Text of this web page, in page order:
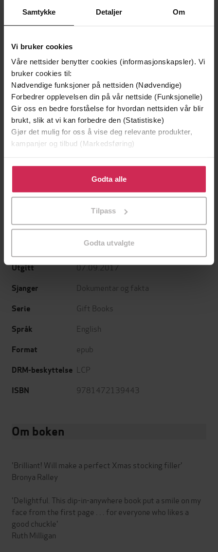
Samtykke Detaljer Om
Vi bruker cookies
Våre nettsider benytter cookies (informasjonskapsler). Vi
bruker cookies til:
Nødvendige funksjoner på nettsiden (Nødvendige)
Forbedrer opplevelsen din på vår nettside (Funksjonelle)
Gir oss en bedre forståelse for hvordan nettsiden vår blir
brukt, slik at vi kan forbedre den (Statistiske)
Gjør det mulig for oss å vise deg relevante produkter,
kampanjer og tilbud (Markedsføring)
Klikk på «Godta alle» for å gi oss ditt samtykke til å
bruke cookies for alle disse formålene. Du kan også
tilpasse ditt samtykke til spesifikke formål ved å klikke
Godta alle
Tilpass
Godta utvalgte
199,-
Minnesota
349,-
Forfattere Simon Brett(forfatter)
Robinson
Utgitt 07.09.2017
Sjanger Dokumentar og fakta
Serie Gift Books
Språk English
Format epub
DRM-beskyttelse LCP
ISBN 9781472139443
Om boken
'Brilliant! Will make a perfect Xmas stocking filler'
Bronya Ralley
'Delightful. This dip-in-anywhere book put a smile on my
face from the first page . . . for everyone who likes a
good chuckle'
Ruth Milligan